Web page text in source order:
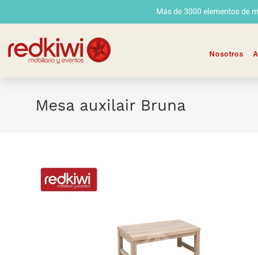
Más de 3000 elementos de
Nosotros
Mesa auxilair Bruna